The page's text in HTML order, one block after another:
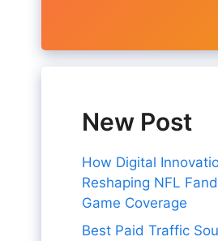
New Post
How Digital
Reshaping NFL
Game Coverage
Best Paid Traffic